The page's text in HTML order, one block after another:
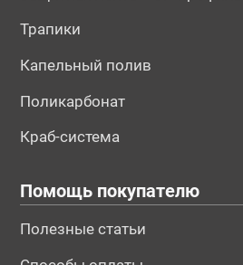
Трапики
Капельный полив
Поликарбонат
Краб-система
Помощь покупателю
Полезные статьи